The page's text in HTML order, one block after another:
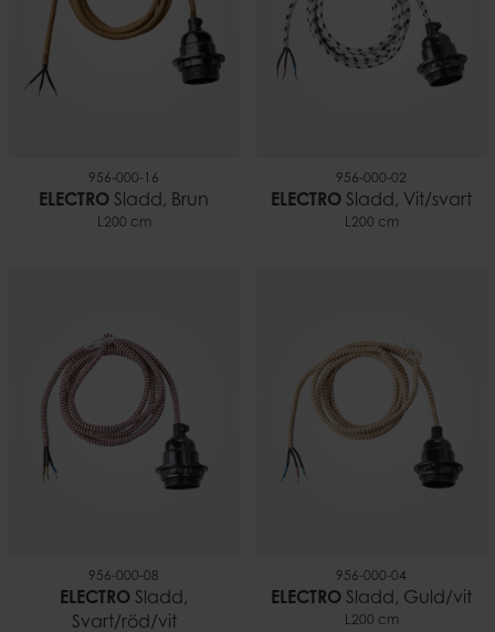
956-000-16
ELECTRO Sladd, Brun
L200 cm
956-000-02
ELECTRO Sladd, Vit/svart
L200 cm
956-000-08
ELECTRO Sladd,
Svart/röd/vit
956-000-04
ELECTRO Sladd, Guld/vit
L200 cm